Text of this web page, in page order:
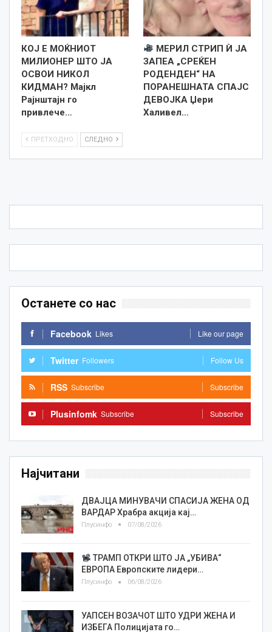
КОЈ Е МОЌНИОТ
МИЛИОНЕР ШТО ЈА
ОСВОИ НИКОЛ
КИДМАН? Мајкл
Рајнштајн го
привлече…
МЕРИЛ СТРИП Ѝ ЈА
ЗАПЕА „СРЕЌЕН
РОДЕНДЕН“ НА
ПОРАНЕШНАТА СПАЈС
ДЕВОЈКА Џери
Халивел…
ПРЕТХОДНО СЛЕДНО
Останете со нас
Facebook Likes Like our page
Twitter Followers Follow Us
RSS Subscribe Subscribe
Plusinfomk Subscribe Subscribe
Најчитани
ДВАЈЦА МИНУВАЧИ СПАСИЈА ЖЕНА ОД
ВАРДАР Храбра акција кај…
Плусинфо 07/08/2026
ТРАМП ОТКРИ ШТО ЈА „УБИВА“
ЕВРОПА Европските лидери…
Плусинфо 06/08/2026
УАПСЕН ВОЗАЧОТ ШТО УДРИ ЖЕНА И
ИЗБЕГА Полицијата го…